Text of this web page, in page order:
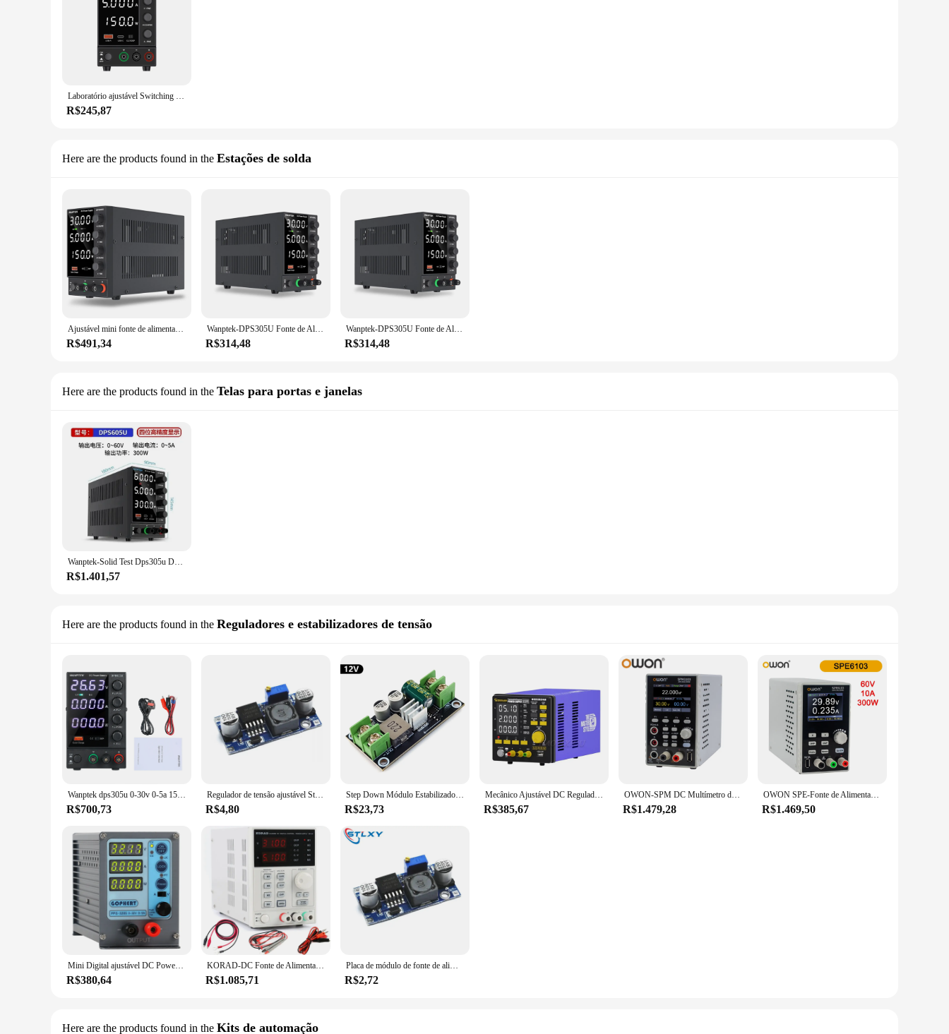
Laboratório ajustável Switching Power Supply, reparo do telefone, DPS305U, manutenção da tevê, 0 a 30V, 0 a 5A, 150W
R$245,87
Here are the products found in the Estações de solda
Ajustável mini fonte de alimentação proteção contra curto circuito reparação 4 dígitos fonte alimentação do telefone móvel máquina reparo dps305u
R$491,34
Wanptek-DPS305U Fonte de Alimentação DC de Comutação, Display de 4 Dígitos, LED Ajustável, Mini Fonte de Alimentação, AC 115V, 230V, 50Hz, 60Hz, 0-30V, 0-5A, 150W
R$314,48
Wanptek-DPS305U Fonte de Alimentação DC de Comutação, Display de 4 Dígitos, LED Ajustável, Mini Fonte de Alimentação, AC 115V, 230V, 50Hz, 60Hz, 0-30V, 0-5A, 150W
R$314,48
Here are the products found in the Telas para portas e janelas
Wanptek-Solid Test Dps305u DC Regulado Fonte de Alimentação, Ajustável, 30V, 5A, Notebook, Reparação Telefônica
R$1.401,57
Here are the products found in the Reguladores e estabilizadores de tensão
Wanptek dps305u 0-30v 0-5a 150w comutação dc fonte de alimentação 4 dígitos display led ajustável mini fonte de alimentação ac 115v/230v 50/60hz
R$700,73
Regulador de tensão ajustável Step-Down, Alimentação Módulo Board, 3A Buck Converter, LM2596S, LM2596S, LM2596, LM2596S, DC-DC, 3-40V
R$4,80
Step Down Módulo Estabilizado Tensão Step Down Charging Board, LED Power Converter, Lithium Charger Board, 5V, 12V, 24V, 6A
R$23,73
Mecânico Ajustável DC Regulado Fonte de Alimentação, dissipador de calor, Ventilador traseiro, Dupla Face, 30V, 5A, DSP30D5
R$385,67
OWON-SPM DC Multímetro de Alimentação, Multímetro Digital, Fonte de Energia Regulada, 4 1/2 Digital, 30V, 60V, 5A, 10A, 1CH, CV CC
R$1.479,28
OWON SPE-Fonte de Alimentação DC Programável, Interruptor Regulador de Tensão Digital, 300W, 60V, 10A, 60V, 5A, 2.8 "LCD, 10mV, 1mA Resolução, SPE3103
R$1.469,50
Mini Digital ajustável DC Power Supply, Presetable Lab Switching, 32V, 5A, 16V, 10A, 60V, 3A, PPS-3205, 1610, 6003
R$380,64
KORAD-DC Fonte de Alimentação, 3005D, 3005DS, Alta Precisão, Ajustável, Digital Linear, 30V, 5A, 10mV, 1mA, 110V, 220V para Pesquisa de Laboratório
R$1.085,71
Placa de módulo de fonte de alimentação 60 a 40v lm2596s lm2596
R$2,72
Here are the products found in the Kits de automação